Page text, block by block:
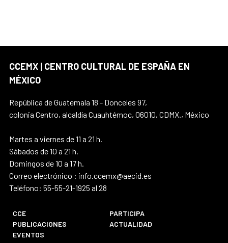
CCEMX | CENTRO CULTURAL DE ESPAÑA EN
MÉXICO
República de Guatemala 18 - Donceles 97,
colonia Centro, alcaldía Cuauhtémoc, 06010, CDMX., México
Martes a viernes de 11 a 21 h.
Sábados de 10 a 21 h.
Domingos de 10 a 17 h.
Correo electrónico : info.ccemx@aecid.es
Teléfono: 55-55-21-1925 al 28
CCE
PARTICIPA
PUBLICACIONES
ACTUALIDAD
EVENTOS